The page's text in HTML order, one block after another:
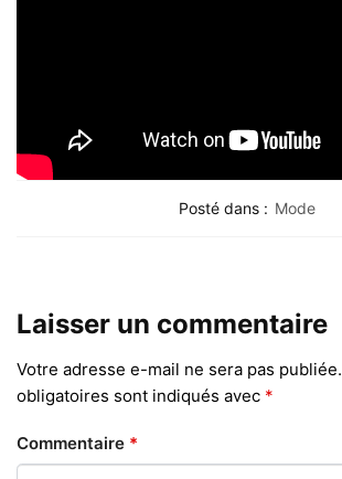
Posté dans : Mode
Laisser un commentaire
Votre adresse e-mail ne sera pas publiée.
obligatoires sont indiqués avec *
Commentaire *